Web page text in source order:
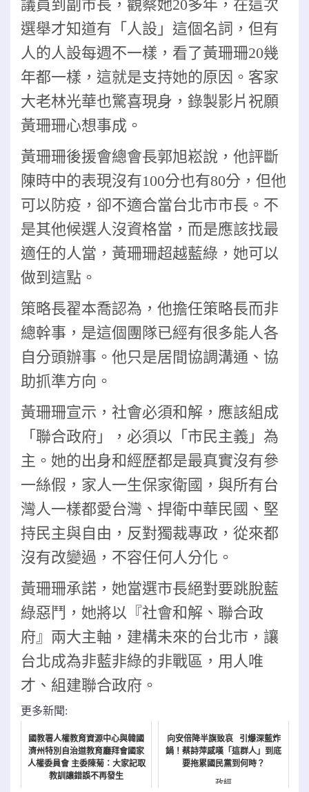
議員到副市長，觀察她20多年，在這次
選舉才知道有「人設」這個名詞，但有
人的人設每週不一樣，看了黃珊珊20幾
年都一樣，這就是支持她的原因。客家
大老林光華也驚喜現身，錄製影片祝願
黃珊珊心想事成。
黃珊珊後援會總會長郭旭崧說，他評斷
陳時中的表現沒有100分也有80分，但他
可以防疫，卻不適合當台北市市長。不
是其他候選人沒資格當，而是應該找最
適任的人當，黃珊珊超越藍綠，她可以
做到這點。
策略長翟本喬認為，他擔任策略長而非
總幹事，是這個團隊已經有很多能人各
自分頭辦事。他只是居間協調溝通、協
助抓準方向。
黃珊珊宣示，社會必須和解，應該組成
「聯合政府」，必須以「市民主義」為
主。她的出身和經歷都是最真實沒有參
一絲假，家人一生保家衛國，與所有台
灣人一樣都愛台灣、捍衛中華民國、堅
持民主與自由，反對獨裁專政，從來都
沒有改變過，不容任何人分化。
黃珊珊承諾，她當選市長絕對要跳脫藍
綠惡鬥，她將以『社會和解、聯合政
府』兩大主軸，建構未來的台北市，讓
台北成為非藍非綠的非戰區，用人唯
才、組建聯合政府。
更多新聞:
國教署人權教育資源中心與韓國
濟州特別自治道教育廳拜會國家
人權委員會 主委陳菊：大家記取
教訓讓錯誤不再發生
向安倍降半旗致哀 引爆深藍炸
鍋！蔡詩萍感嘆「這群人」到底
要拖累國民黨到何時？
政經